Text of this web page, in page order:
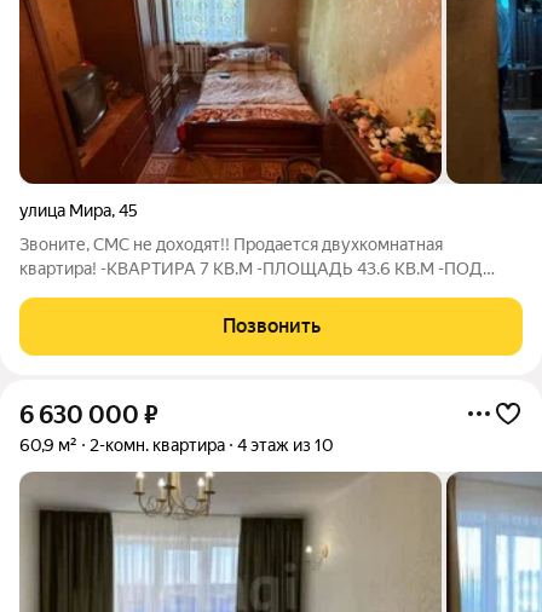
улица Мира,45
Звоните, СМС не доходят!! Продается двухкомнатная
квартира! -КВАРТИРА 7 КВ.М -ПЛОЩАДЬ 43.6 КВ.М -ПОД
полную дизайнерскую свободу. Район с хорошей
инфраструктурой: всё необходимое в шаговой
Позвонить
6 630 000 ₽
60,9 м² 2-комн. квартира 4 этаж из 10